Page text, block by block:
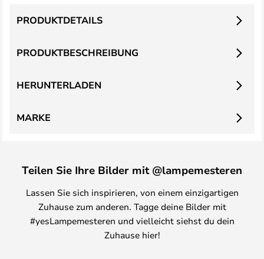
PRODUKTBESCHREIBUNG
PRODUKTDETAILS
HERUNTERLADEN
MARKE
Teilen Sie Ihre Bilder mit @lampemesteren
Lassen Sie sich inspirieren, von einem einzigartigen
Zuhause zum anderen. Tagge deine Bilder mit
#yesLampemesteren und vielleicht siehst du dein
Zuhause hier!